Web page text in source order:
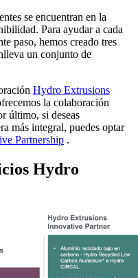
se encuentran en la
Para ayudar a cada
paso, hemos creado tres
un conjunto de
Hydro Extrusions
la colaboración
último, si deseas
más integral, puedes optar
Partnership .
Hydro